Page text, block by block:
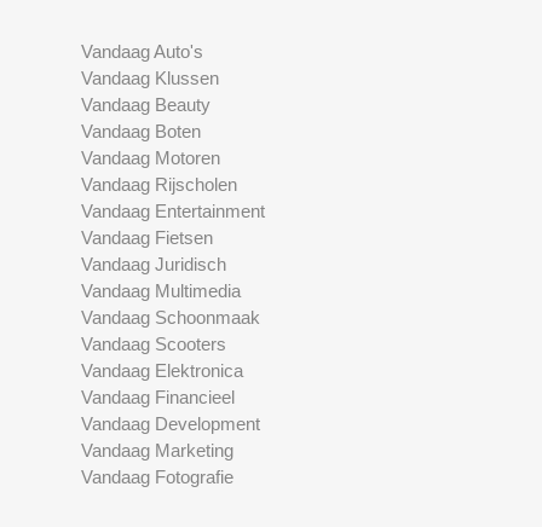
Vandaag Auto's
Vandaag Klussen
Vandaag Beauty
Vandaag Boten
Vandaag Motoren
Vandaag Rijscholen
Vandaag Entertainment
Vandaag Fietsen
Vandaag Juridisch
Vandaag Multimedia
Vandaag Schoonmaak
Vandaag Scooters
Vandaag Elektronica
Vandaag Financieel
Vandaag Development
Vandaag Marketing
Vandaag Fotografie